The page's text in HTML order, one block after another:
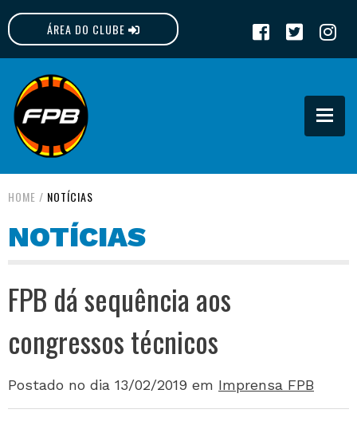
ÁREA DO CLUBE
FPB
HOME / NOTÍCIAS
NOTÍCIAS
FPB dá sequência aos
congressos técnicos
Postado no dia 13/02/2019 em Imprensa FPB